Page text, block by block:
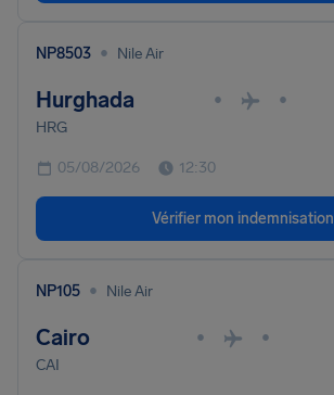
NP8503 • Nile Air
Hurghada • •
HRG
05/08/2026 12:30
Vérifier mon indemnisation
NP105 • Nile Air
Cairo • •
CAI